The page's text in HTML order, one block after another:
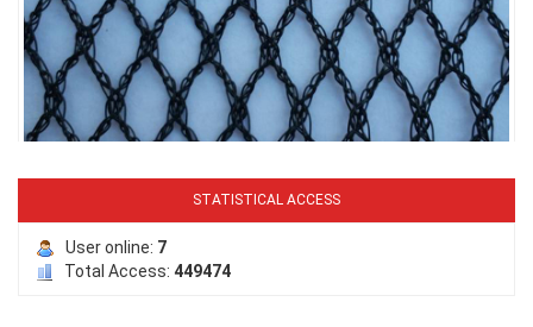
STATISTICAL ACCESS
User online: 7
Total Access: 449474